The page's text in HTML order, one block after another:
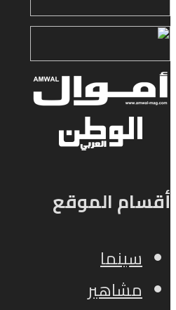
أقسام الموقع
سينما
مشاهير